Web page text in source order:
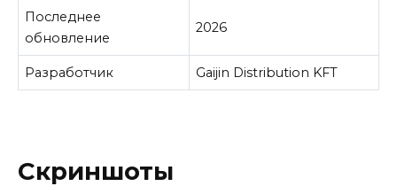
Последнее
обновление
2026
Разработчик Gaijin Distribution KFT
Скриншоты